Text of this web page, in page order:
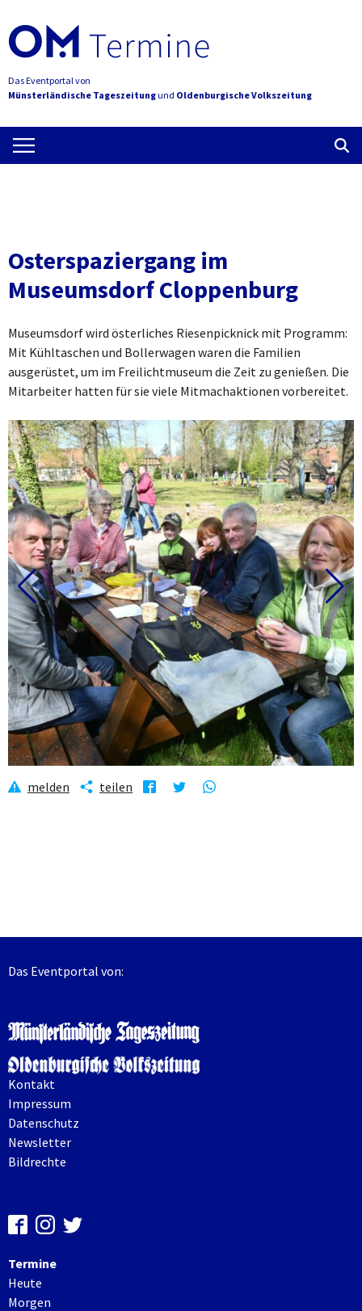
Das Eventportal von
Münsterländische Tageszeitungund Oldenburgische Volkszeitung
Osterspaziergang im
Museumsdorf Cloppenburg
Museumsdorf wird österliches Riesenpicknick mit Programm:
Mit Kühltaschen und Bollerwagen waren die Familien
ausgerüstet, um im Freilichtmuseum die Zeit zu genießen. Die
Mitarbeiter hatten für sie viele Mitmachaktionen vorbereitet.
melden teilen
Das Eventportal von:
Kontakt
Impressum
Datenschutz
Newsletter
Bildrechte
Termine
Heute
Morgen